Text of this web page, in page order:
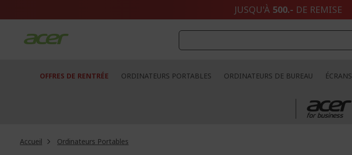
JUSQU'À 500.- DE REMISE
OFFRES DE RENTRÉE ORDINATEURS PORTABLES ORDINATEURS DE BUREAU ÉCRANS
Accueil
Ordinateurs Portables